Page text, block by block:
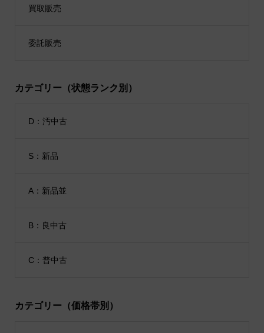
買取販売
委託販売
カテゴリー（状態ランク別）
D：汚中古
S：新品
A：新品並
B：良中古
C：普中古
カテゴリー（価格帯別）